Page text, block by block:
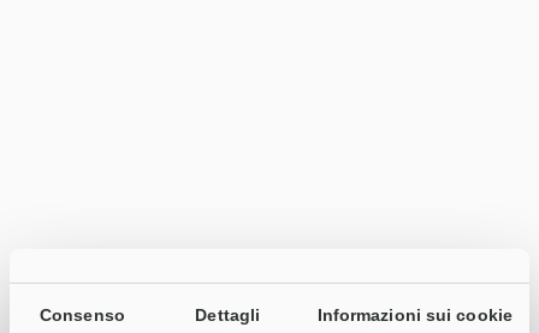
Consenso Dettagli Informazioni sui cookie